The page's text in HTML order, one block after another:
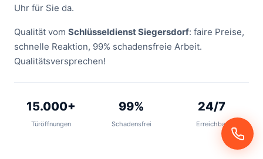
Uhr für Sie da.
Qualität vom Schlüsseldienst Siegersdorf: faire Preise,
schnelle Reaktion, 99% schadensfreie Arbeit.
Qualitätsversprechen!
15.000+
Türöffnungen
99%
Schadensfrei
24/7
Erreichbar